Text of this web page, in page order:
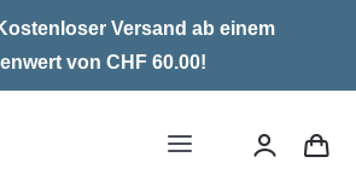
Versand ab einem
von CHF 60.00!
Toggle